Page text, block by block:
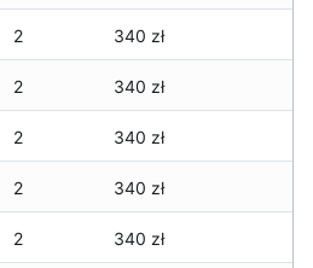
2 340 zł
2 340 zł
2 340 zł
2 340 zł
2 340 zł